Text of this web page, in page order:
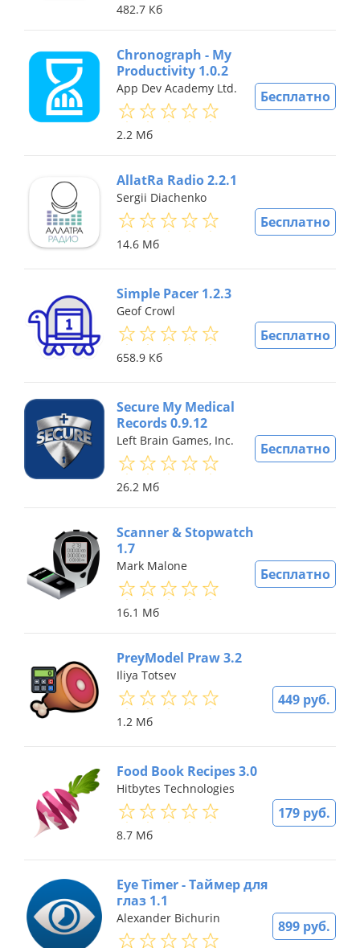
482.7 Кб
Бесплатно
Chronograph - My
Productivity 1.0.2
App Dev Academy Ltd.
2.2 Мб
Бесплатно
AllatRa Radio 2.2.1
Sergii Diachenko
14.6 Мб
Бесплатно
Simple Pacer 1.2.3
Geof Crowl
658.9 Кб
Бесплатно
Secure My Medical
Records 0.9.12
Left Brain Games, Inc.
26.2 Мб
Бесплатно
Scanner & Stopwatch
1.7
Mark Malone
16.1 Мб
449 руб.
PreyModel Praw 3.2
Iliya Totsev
1.2 Мб
179 руб.
Food Book Recipes 3.0
Hitbytes Technologies
8.7 Мб
899 руб.
Eye Timer - Таймер для
глаз 1.1
Alexander Bichurin